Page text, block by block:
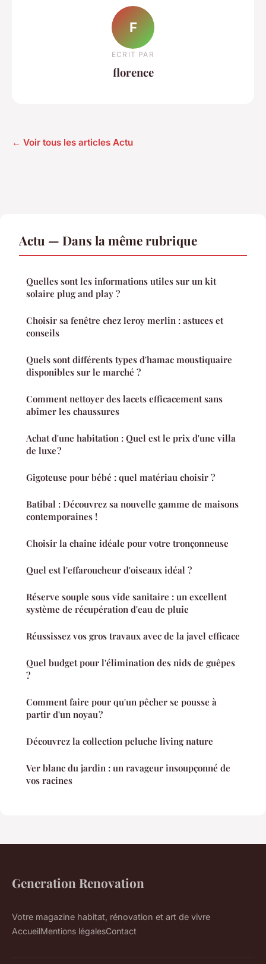
F
ECRIT PAR
florence
← Voir tous les articles Actu
Actu — Dans la même rubrique
Quelles sont les informations utiles sur un kit
solaire plug and play ?
Choisir sa fenêtre chez leroy merlin : astuces et
conseils
Quels sont différents types d'hamac moustiquaire
disponibles sur le marché ?
Comment nettoyer des lacets efficacement sans
abîmer les chaussures
Achat d'une habitation : Quel est le prix d'une villa
de luxe ?
Gigoteuse pour bébé : quel matériau choisir ?
Batibal : Découvrez sa nouvelle gamme de maisons
contemporaines !
Choisir la chaîne idéale pour votre tronçonneuse
Quel est l'effaroucheur d'oiseaux idéal ?
Réserve souple sous vide sanitaire : un excellent
système de récupération d'eau de pluie
Réussissez vos gros travaux avec de la javel efficace
Quel budget pour l'élimination des nids de guêpes
?
Comment faire pour qu'un pêcher se pousse à
partir d'un noyau ?
Découvrez la collection peluche living nature
Ver blanc du jardin : un ravageur insoupçonné de
vos racines
Generation Renovation
Votre magazine habitat, rénovation et art de vivre
AccueilMentions légalesContact